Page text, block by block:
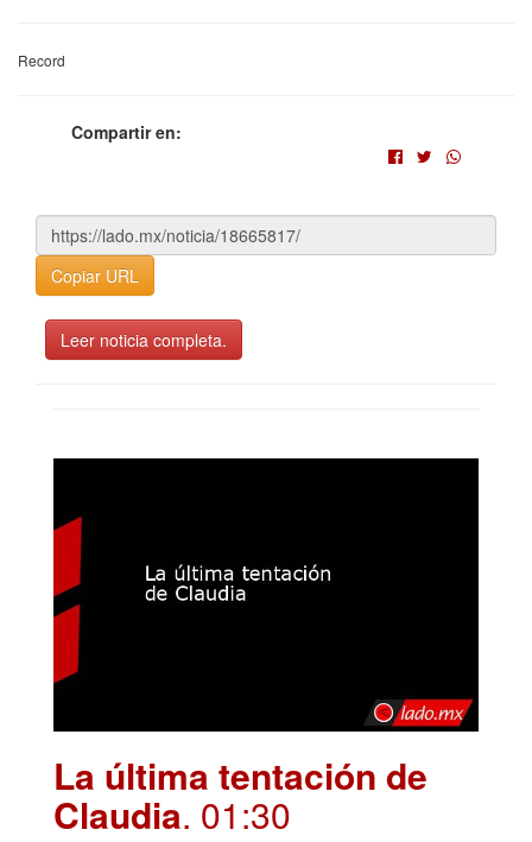
Record
Compartir en:
Copiar URL
Leer noticia completa.
La última tentación de
Claudia. 01:30